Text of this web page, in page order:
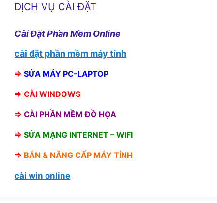
DỊCH VỤ CÀI ĐẶT
Cài Đặt Phần Mềm Online
cài đặt phần mềm máy tính
⇒ SỬA MÁY PC-LAPTOP
⇒ CÀI WINDOWS
⇒ CÀI PHẦN MỀM ĐỒ HỌA
⇒ SỬA MẠNG INTERNET – WIFI
⇒ BÁN & NÂNG CẤP MÁY TÍNH
cài win online